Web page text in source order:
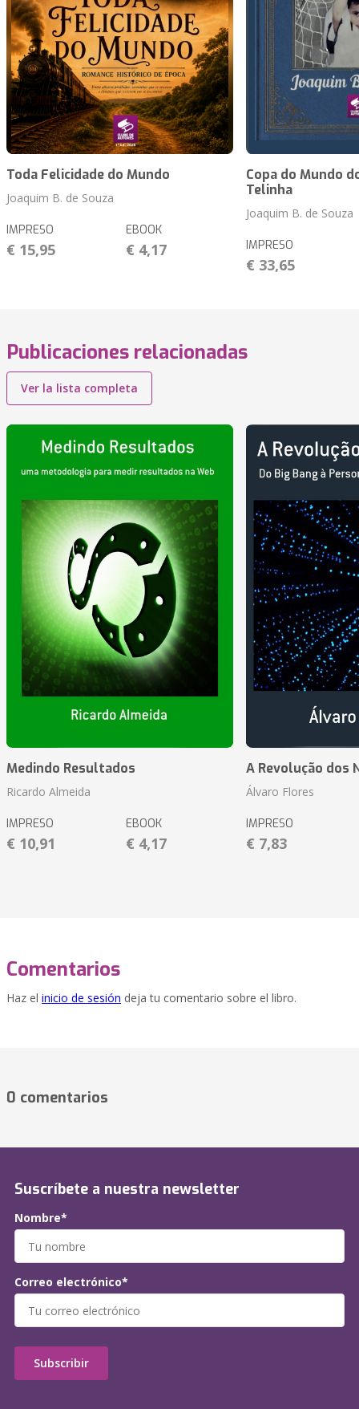
Toda Felicidade do Mundo
Joaquim B. de Souza
IMPRESO
€ 15,95
EBOOK
€ 4,17
Copa do Mundo
Telinha
Joaquim B. de Souza
IMPRESO
€ 33,65
Publicaciones relacionadas
Ver la lista completa
Medindo Resultados
Ricardo Almeida
IMPRESO
€ 10,91
EBOOK
€ 4,17
A Revolução dos
Álvaro Flores
IMPRESO
€ 7,83
Comentarios
Haz el inicio de sesión deja tu comentario sobre el libro.
0 comentarios
Suscríbete a nuestra newsletter
Nombre*
Correo electrónico*
Subscribir